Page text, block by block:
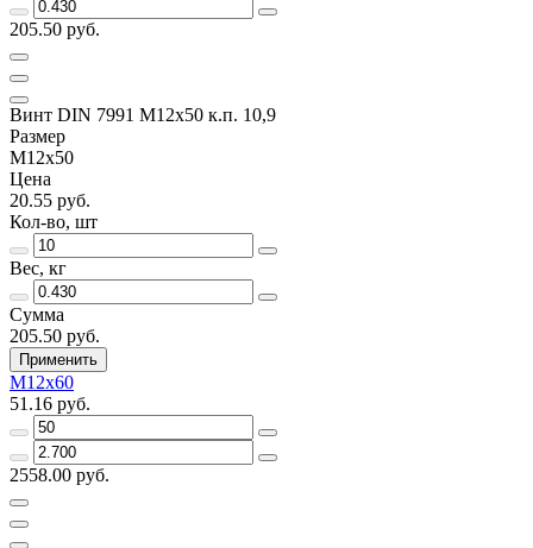
205.50 руб.
Винт DIN 7991 M12х50 к.п. 10,9
Размер
M12х50
Цена
20.55 руб.
Кол-во, шт
Вес, кг
Сумма
205.50 руб.
Применить
M12х60
51.16 руб.
2558.00 руб.